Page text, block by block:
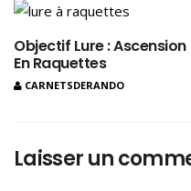
Objectif Lure :
En Raquettes
CARNETSDERANDO
Laisser un